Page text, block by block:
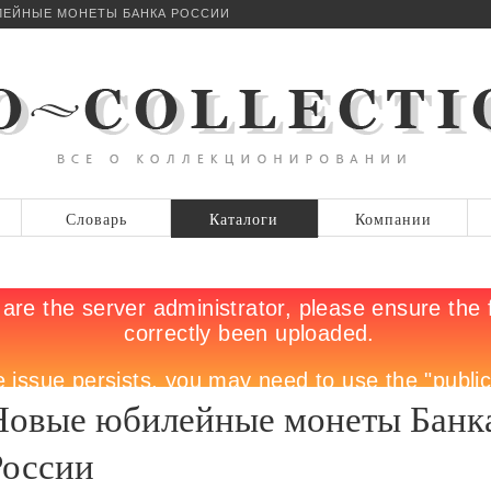
МОНЕТЫ БАНКА РОССИИ
Словарь Каталоги Компании
юбилейные монеты